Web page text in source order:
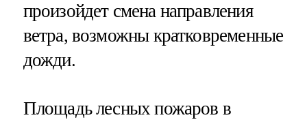
произойдет смена направления
ветра, возможны кратковременные
дожди.
Площадь лесных пожаров в